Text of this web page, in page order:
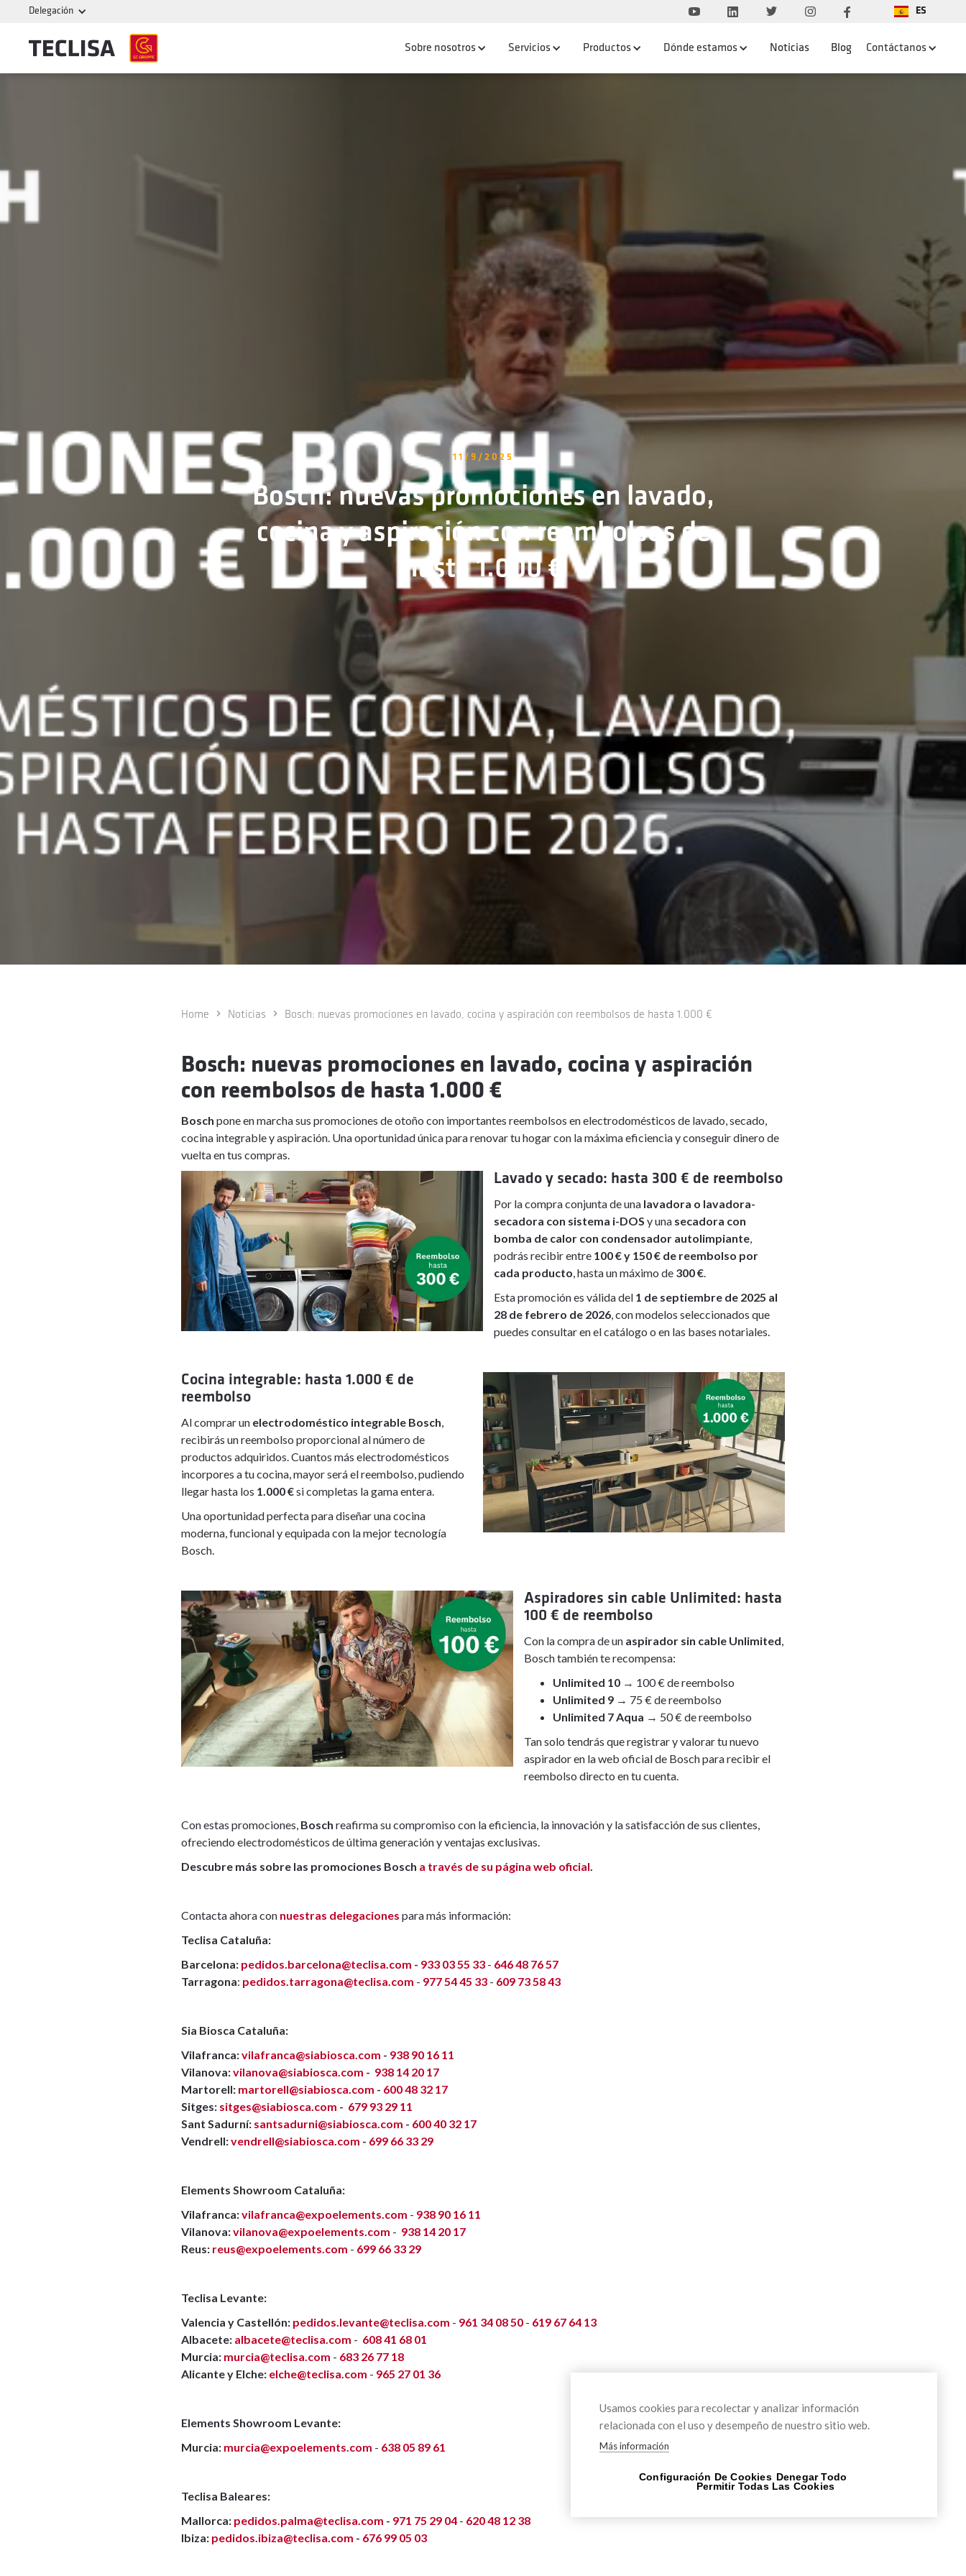
Delegación ES
Sobre nosotros Servicios Productos Dónde estamos Noticias Blog Contáctanos
11/9/2025
Bosch: nuevas promociones en lavado,
cocina y aspiración con reembolsos de
hasta 1.000 €
Home Noticias Bosch: nuevas promociones en lavado, cocina y aspiración con reembolsos de hasta 1.000 €
Bosch: nuevas promociones en lavado, cocina y aspiración
con reembolsos de hasta 1.000 €
Bosch pone en marcha sus promociones de otoño con importantes reembolsos en electrodomésticos de lavado, secado,
cocina integrable y aspiración. Una oportunidad única para renovar tu hogar con la máxima eficiencia y conseguir dinero de
vuelta en tus compras.
Lavado y secado: hasta 300 € de reembolso
Por la compra conjunta de una lavadora o lavadora-
secadora con sistema i-DOS y una secadora con
bomba de calor con condensador autolimpiante
podrás recibir entre 100 € y 150 € de reembolso por
cada producto , hasta un máximo de 300 €
Esta promoción es válida del 1 de septiembre de 2025 al
28 de febrero de 2026 , con modelos seleccionados que
puedes consultar en el catálogo o en las bases notariales.
Cocina integrable: hasta 1.000 € de
reembolso
Al comprar un electrodoméstico integrable Bosch
recibirás un reembolso proporcional al número de
productos adquiridos. Cuantos más electrodomésticos
incorpores a tu cocina, mayor será el reembolso, pudiendo
llegar hasta los 1.000 €si completas la gama entera.
Una oportunidad perfecta para diseñar una cocina
moderna, funcional y equipada con la mejor tecnología
Bosch.
Aspiradores sin cable Unlimited: hasta
100 € de reembolso
Con la compra de un aspirador sin cable Unlimited
Bosch también te recompensa:
Unlimited 10 → 100 € de reembolso
Unlimited 9 → 75 € de reembolso
Unlimited 7 Aqua → 50 € de reembolso
Tan solo tendrás que registrar y valorar tu nuevo
aspirador en la web oficial de Bosch para recibir el
reembolso directo en tu cuenta.
Con estas promociones, Bosch reafirma su compromiso con la eficiencia, la innovación y la satisfacción de sus clientes,
ofreciendo electrodomésticos de última generación y ventajas exclusivas.
Descubre más sobre las promociones Bosch a través de su página web oficial
Contacta ahora con nuestras delegaciones para más información:
Teclisa Cataluña:
Barcelona: pedidos.barcelona@teclisa.com - 933 03 55 33 - 646 48 76 57
Tarragona: pedidos.tarragona@teclisa.com - 977 54 45 33 - 609 73 58 43
Sia Biosca Cataluña:
Vilafranca:vilafranca@siabiosca.com - 938 90 16 11
Vilanova:vilanova@siabiosca.com - 938 14 20 17
Martorell: martorell@siabiosca.com - 600 48 32 17
Sitges: sitges@siabiosca.com - 679 93 29 11
Sant Sadurní: santsadurni@siabiosca.com - 600 40 32 17
Vendrell:vendrell@siabiosca.com - 699 66 33 29
Elements Showroom Cataluña:
Vilafranca:vilafranca@expoelements.com - 938 90 16 11
Vilanova:vilanova@expoelements.com - 938 14 20 17
Reus: reus@expoelements.com - 699 66 33 29
Teclisa Levante:
Valencia y Castellón: pedidos.levante@teclisa.com - 961 34 08 50 - 619 67 64 13
Albacete: albacete@teclisa.com - 608 41 68 01
Murcia: murcia@teclisa.com - 683 26 77 18
Alicante y Elche: elche@teclisa.com - 965 27 01 36
Elements Showroom Levante:
Murcia: murcia@expoelements.com - 638 05 89 61
Teclisa Baleares:
Mallorca: pedidos.palma@teclisa.com - 971 75 29 04 - 620 48 12 38
Ibiza: pedidos.ibiza@teclisa.com - 676 99 05 03
Usamos cookies para recolectar y analizar información
relacionada con el uso y desempeño de nuestro sitio web.
Más información
Configuración De Cookies Denegar Todo
Permitir Todas Las Cookies